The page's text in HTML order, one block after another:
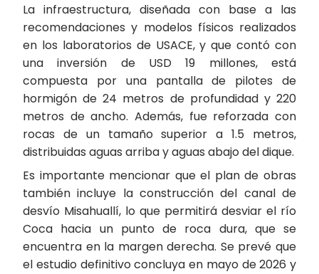
La infraestructura, diseñada con base a las
recomendaciones y modelos físicos realizados
en los laboratorios de USACE, y que contó con
una inversión de USD 19 millones, está
compuesta por una pantalla de pilotes de
hormigón de 24 metros de profundidad y 220
metros de ancho. Además, fue reforzada con
rocas de un tamaño superior a 1.5 metros,
distribuidas aguas arriba y aguas abajo del dique.
Es importante mencionar que el plan de obras
también incluye la construcción del canal de
desvío Misahuallí, lo que permitirá desviar el río
Coca hacia un punto de roca dura, que se
encuentra en la margen derecha. Se prevé que
el estudio definitivo concluya en mayo de 2026 y